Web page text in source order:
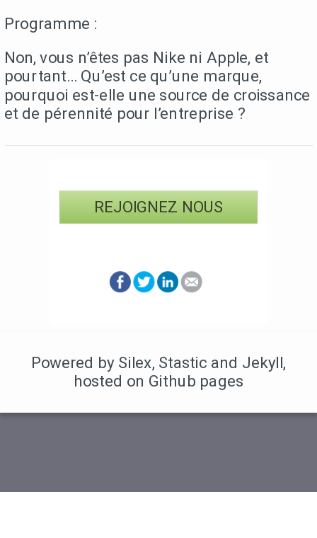
Programme :
Non, vous n’êtes pas Nike ni Apple, et
pourtant… Qu’est ce qu’une marque,
pourquoi est-elle une source de croissance
et de pérennité pour l’entreprise ?
REJOIGNEZ NOUS
Powered by Silex, Stastic and Jekyll,
hosted on Github pages